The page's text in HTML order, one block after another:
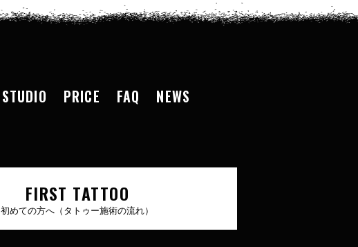
STUDIO PRICE FAQ NEWS
FIRST TATTOO
初めての方へ（タトゥー施術の流れ）